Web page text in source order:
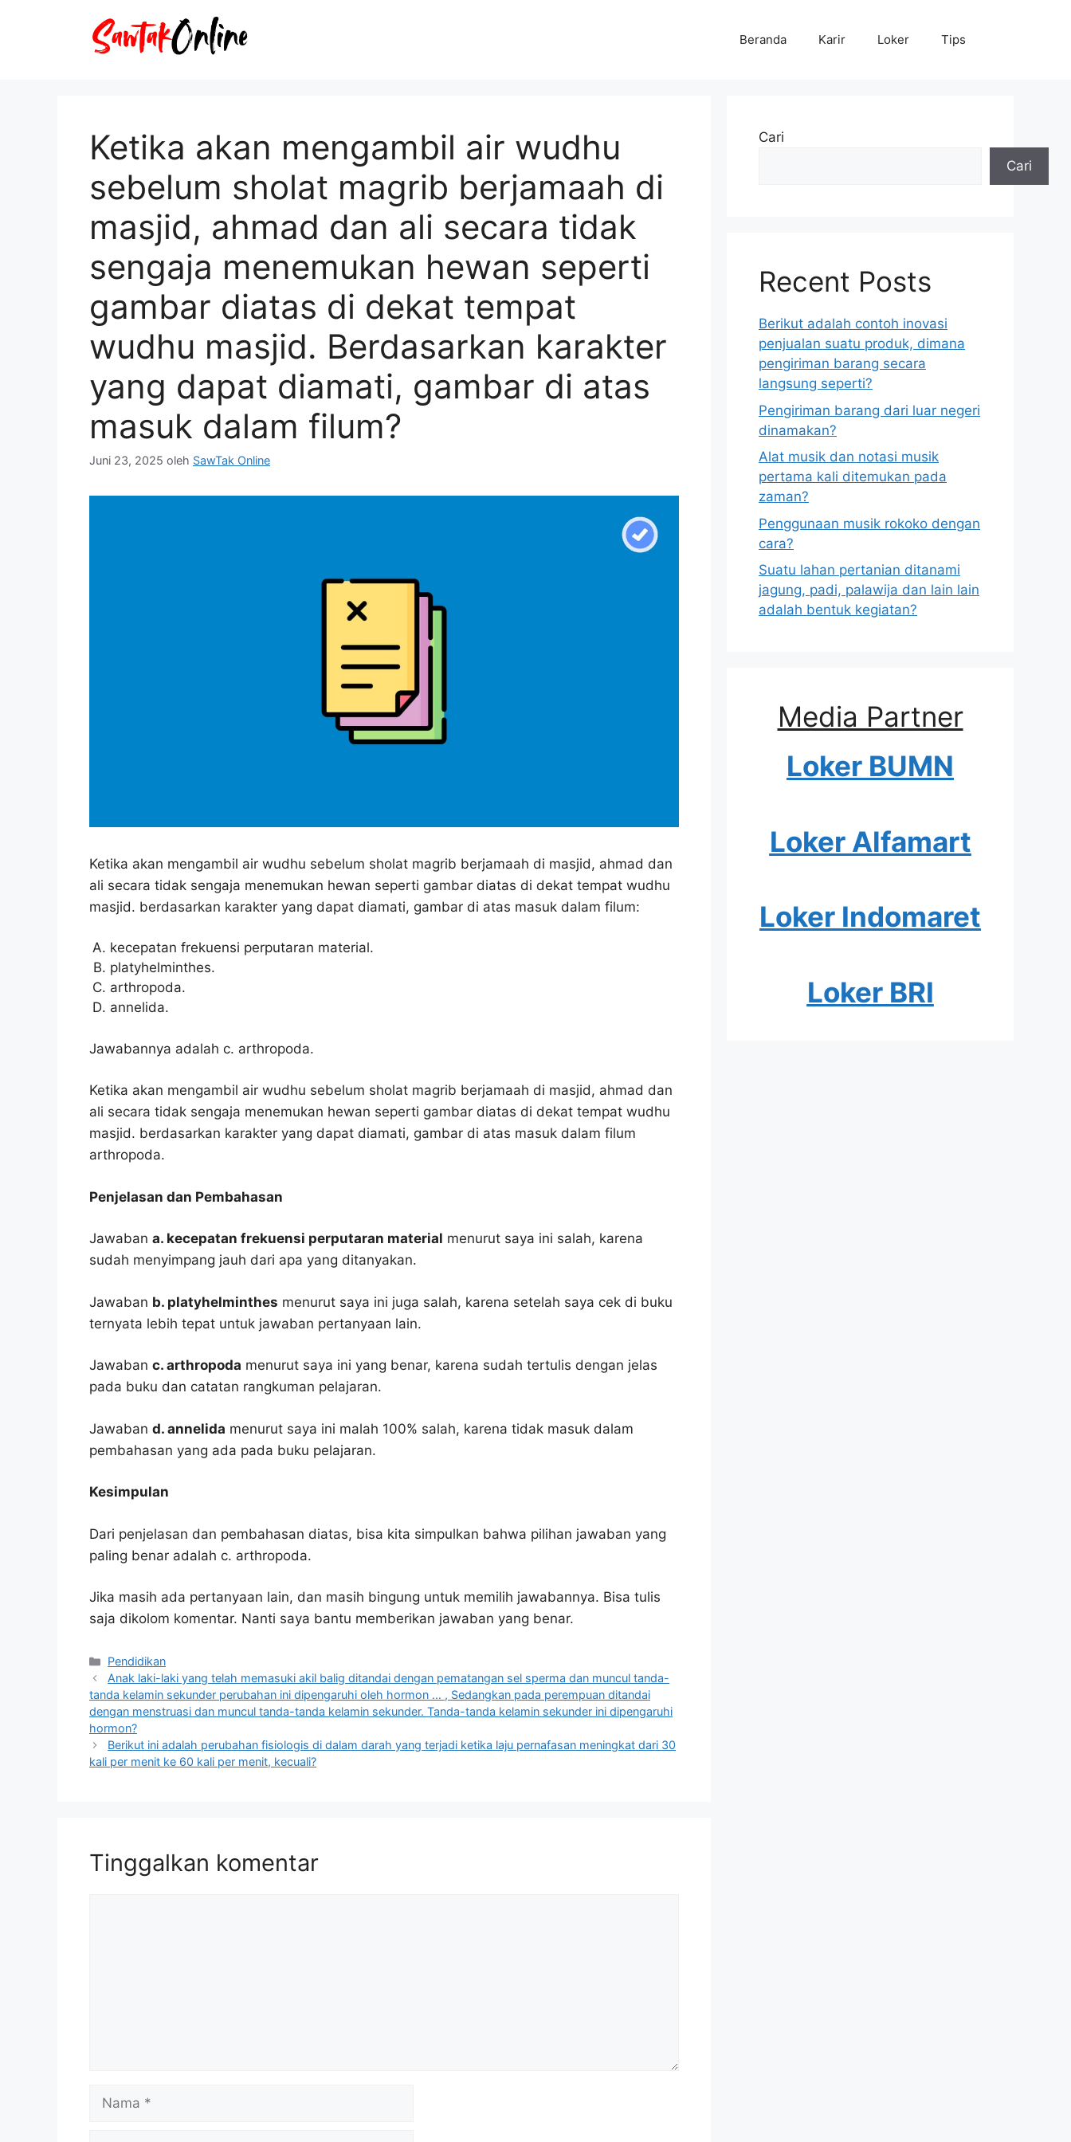
Beranda Karir Loker Tips
Ketika akan mengambil air wudhu
sebelum sholat magrib berjamaah di
masjid, ahmad dan ali secara tidak
sengaja menemukan hewan seperti
gambar diatas di dekat tempat
wudhu masjid. Berdasarkan karakter
yang dapat diamati, gambar di atas
masuk dalam filum?
Juni 23, 2025 oleh SawTak Online
Ketika akan mengambil air wudhu sebelum sholat magrib berjamaah di masjid, ahmad dan
ali secara tidak sengaja menemukan hewan seperti gambar diatas di dekat tempat wudhu
masjid. berdasarkan karakter yang dapat diamati, gambar di atas masuk dalam filum:
kecepatan frekuensi perputaran material.
platyhelminthes.
arthropoda.
annelida.
Jawabannya adalah c. arthropoda.
Ketika akan mengambil air wudhu sebelum sholat magrib berjamaah di masjid, ahmad dan
ali secara tidak sengaja menemukan hewan seperti gambar diatas di dekat tempat wudhu
masjid. berdasarkan karakter yang dapat diamati, gambar di atas masuk dalam filum
arthropoda.
Penjelasan dan Pembahasan
Jawaban a. kecepatan frekuensi perputaran material menurut saya ini salah, karena
sudah menyimpang jauh dari apa yang ditanyakan.
Jawaban b. platyhelminthes menurut saya ini juga salah, karena setelah saya cek di buku
ternyata lebih tepat untuk jawaban pertanyaan lain.
Jawaban c. arthropoda menurut saya ini yang benar, karena sudah tertulis dengan jelas
pada buku dan catatan rangkuman pelajaran.
Jawaban d. annelida menurut saya ini malah 100% salah, karena tidak masuk dalam
pembahasan yang ada pada buku pelajaran.
Kesimpulan
Dari penjelasan dan pembahasan diatas, bisa kita simpulkan bahwa pilihan jawaban yang
paling benar adalah c. arthropoda.
Jika masih ada pertanyaan lain, dan masih bingung untuk memilih jawabannya. Bisa tulis
saja dikolom komentar. Nanti saya bantu memberikan jawaban yang benar.
Kategori
Pendidikan
Anak laki-laki yang telah memasuki akil balig ditandai dengan pematangan sel sperma dan muncul tanda-
tanda kelamin sekunder perubahan ini dipengaruhi oleh hormon … , Sedangkan pada perempuan ditandai
dengan menstruasi dan muncul tanda-tanda kelamin sekunder. Tanda-tanda kelamin sekunder ini dipengaruhi
hormon?
Berikut ini adalah perubahan fisiologis di dalam darah yang terjadi ketika laju pernafasan meningkat dari 30
kali per menit ke 60 kali per menit, kecuali?
Tinggalkan komentar
Nama
Cari
Cari
Recent Posts
Berikut adalah contoh inovasi
penjualan suatu produk, dimana
pengiriman barang secara
langsung seperti?
Pengiriman barang dari luar negeri
dinamakan?
Alat musik dan notasi musik
pertama kali ditemukan pada
zaman?
Penggunaan musik rokoko dengan
cara?
Suatu lahan pertanian ditanami
jagung, padi, palawija dan lain lain
adalah bentuk kegiatan?
Media Partner
Loker BUMN
Loker Alfamart
Loker Indomaret
Loker BRI